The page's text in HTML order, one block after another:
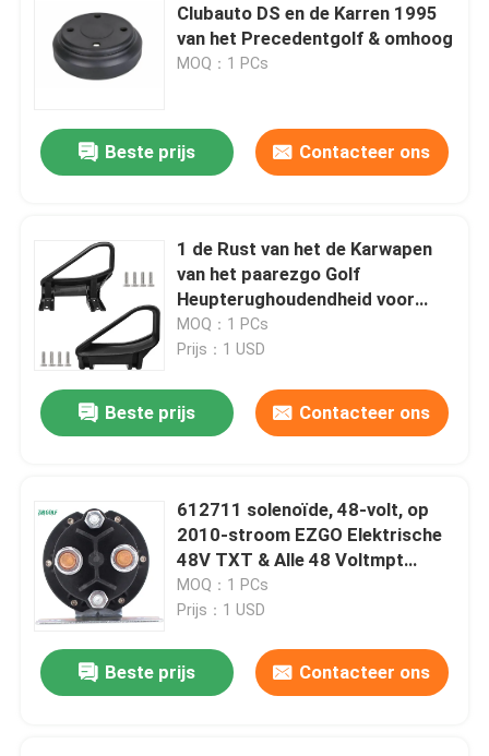
De Uitrustingen van de de Karlift van het clubgolf
De Straatbanden van de golfkar
Golf Elektrische Motor Met fouten
Golfkar Flip Seat
De Bijlagen van de golfkar
OEM van de clubauto Delen
Het Lithiumbatterij van de golfkar
LVTONG-golfkaronderdelen
Clubauto DS en de Karren 1995
van het Precedentgolf & omhoog
MOQ：1 PCs
Beste prijs Contacteer ons
1 de Rust van het de Karwapen
van het paarezgo Golf
Heupterughoudendheid voor
EZGO TXT 1994 omhoog en
Nieuwere Bestuurder Side Left
MOQ：1 PCs
Prijs：1 USD
Beste prijs Contacteer ons
612711 solenoïde, 48-volt, op
2010-stroom EZGO Elektrische
48V TXT & Alle 48 Voltmpt
800/1000 Voertuigen dat wordt
gebruikt
MOQ：1 PCs
Prijs：1 USD
Beste prijs Contacteer ons